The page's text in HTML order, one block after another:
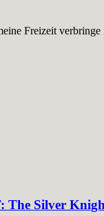
Freizeit
The Silver